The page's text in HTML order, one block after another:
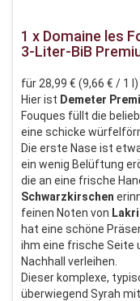
1 x Domaine les
3-Liter-BiB
für 28,99 € (9,66 € / 1 l)
Hier ist Demeter
Fouques füllt die
eine schicke
Die erste Nase ist
ein wenig Belüftung
die an eine frische
Schwarzkirschen
feinen Noten von
hat eine schöne
ihm eine frische Seite
Nachhall verleihen.
Dieser komplexe,
überwiegend Syrah